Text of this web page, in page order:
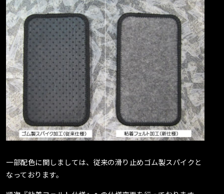
一部配色に関しましては、従来の滑り止めゴム製スパイクと
なっております。